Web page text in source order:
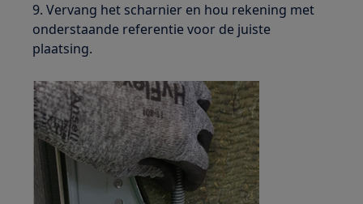
9. Vervang het scharnier en hou rekening met
onderstaande referentie voor de juiste
plaatsing.